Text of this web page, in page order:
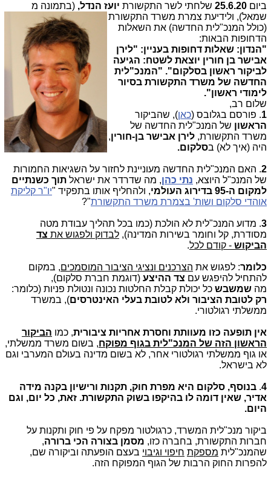
ביום 25.6.20 שלחתי לשר התקשורת יועז הנדל, (בתמונה מ
שמאל), ולידיעת צמרת משרד התקשורת
(כולל המנכ"לית החדשה) את השאלות
הדחופות הבאות:
"הנדון: שאלות דחופות בעניין: "לירן
אבישר בן חורין יוצאת לשטח: הגיעה
לביקור ראשון בסלקום". "המנכ"לית
החדשה של משרד התקשורת בסיור
לימודי ראשון".
שלום רב,
1. פורסם בגלובס (כאן), שהביקור
הראשון של המנכ"לית החדשה של
משרד התקשורת, לירן אבישר בן-חורין,
היה (איך לא) בסלקום.
2. האם המנכ"לית החדשה מעוניינת לחזור על השגיאות החמורות
של המנכ"ל היוצא, נתי כהן, מה שדרדר את ישראל תוך כשנתיים
למקום ה-95 בדירוג העולמי
, ולהחליף אותו בתפקיד "יו"ר קליקת
אוהדי סלקום ושות' בצמרת משרד התקשורת"?
3. מדוע המנכ"לית לא הולכת (כמו בכל תהליך עבודת מטה
מסודרת, קל וחומר בשירות המדינה), לבדוק ולפגוש את צד
הביקוש - קודם לכל.
כלומר: לפגוש את הצרכנים ונציגי הציבור המוסמכים, במקום
להתחיל להיפגש עם צד ההיצע (דוגמת חברת סלקום),
מה שמשבש כל יכולת קבלת החלטות נכונה ונטולת פניות (כלומר:
רק לטובת הציבור ולא לטובת בעלי האינטרסים), במשרד
ממשלתי רגולטורי.
אין תופעה כזו מעוותת וחסרת אחריות ציבורית, כמו הביקור
הראשון הזה של המנכ"לית בגוף מפוקח, בשום משרד ממשלתי,
או גוף ממשלתי רגולטורי אחר, לא בשום מדינה בעולם המערבי וגם
לא בישראל.
4
. בנוסף, סלקום היא מפרת חוק, תקנות ורישיון בקנה מידה
אדיר, שאין דומה לו בהיקפו בשוק התקשורת. זאת, כל יום, וגם
היום.
ביקור מנכ"לית המשרד, כרגולטור מפקח על פי חוק ותקנות על
חברות התקשורת, בחברה כזו, מסמן בצורה הכי ברורה,
שהמנכ"לית מספקת חיפוי וגיבוי בעצם הופעתה וביקורה שם,
להפרות החוק הרבות של הגוף המפוקח הזה.